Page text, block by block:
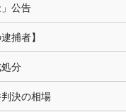
」公告
捕者】
分
決の相場